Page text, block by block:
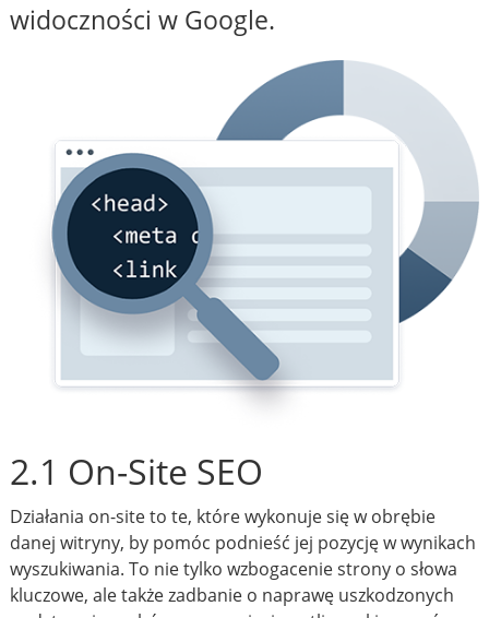
widoczności w Google.
2.1 On-Site SEO
Działania on-site to te, które wykonuje się w obrębie
danej witryny, by pomóc podnieść jej pozycję w wynikach
wyszukiwania. To nie tylko wzbogacenie strony o słowa
kluczowe, ale także zadbanie o naprawę uszkodzonych